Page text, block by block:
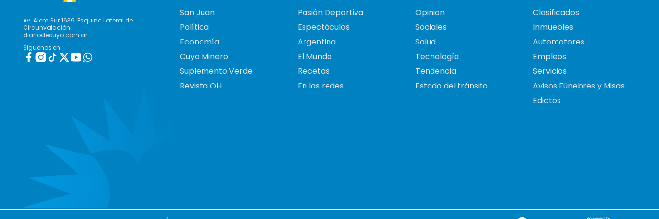
Av. Alem Sur 1639. Esquina Lateral de
Circunvalación
diariodecuyo.com.ar
Siguenos en:
San Juan
Política
Economía
Cuyo Minero
Suplemento Verde
Revista OH
Pasión Deportiva
Espectáculos
Argentina
El Mundo
Recetas
En las redes
Opinion
Sociales
Salud
Tecnología
Tendencia
Estado del tránsito
Clasificados
Inmuebles
Automotores
Empleos
Servicios
Avisos Fúnebres y Misas
Edictos